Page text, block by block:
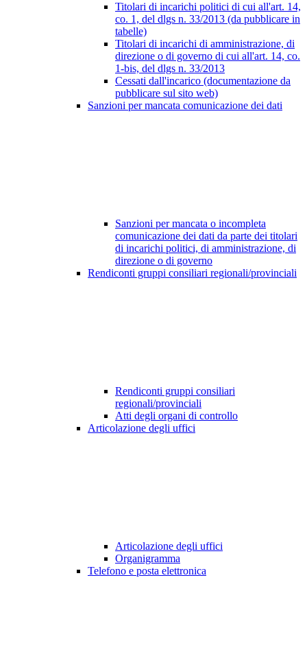
Titolari di incarichi politici di cui all'art. 14,
co. 1, del dlgs n. 33/2013 (da pubblicare in
tabelle)
Titolari di incarichi di amministrazione, di
direzione o di governo di cui all'art. 14, co.
1-bis, del dlgs n. 33/2013
Cessati dall'incarico (documentazione da
pubblicare sul sito web)
Sanzioni per mancata comunicazione dei dati
Sanzioni per mancata o incompleta
comunicazione dei dati da parte dei titolari
di incarichi politici, di amministrazione, di
direzione o di governo
Rendiconti gruppi consiliari regionali/provinciali
Rendiconti gruppi consiliari
regionali/provinciali
Atti degli organi di controllo
Articolazione degli uffici
Articolazione degli uffici
Organigramma
Telefono e posta elettronica